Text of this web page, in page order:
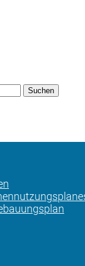
Suchen